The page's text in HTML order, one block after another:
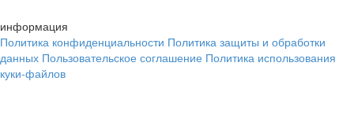
информация
Политика конфиденциальности Политика защиты и обработки
данных Пользовательское соглашение Политика использования
куки-файлов